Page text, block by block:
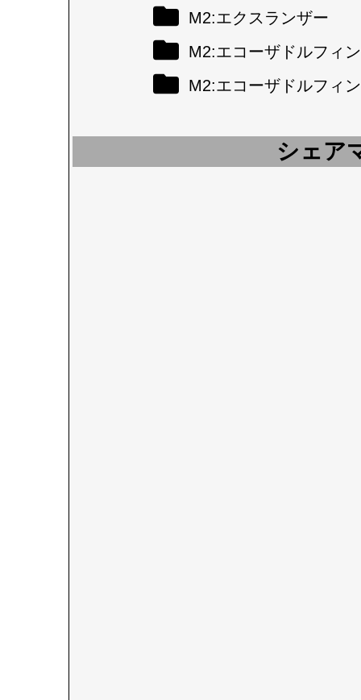
M2:エクスランザー
M2:エコーザドルフィン
M2:エコーザドルフィ
シェア